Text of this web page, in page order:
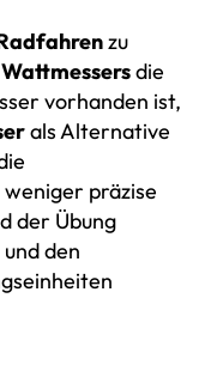
zu
die
vorhanden ist,
als Alternative
präzise
der Übung
den